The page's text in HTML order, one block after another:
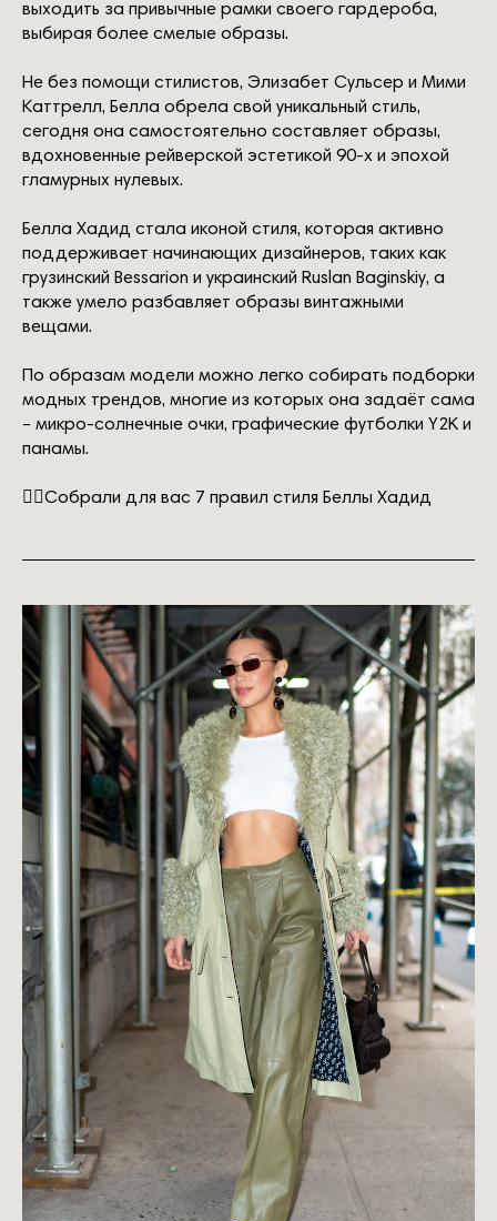
выходить за привычные рамки своего гардероба,
выбирая более смелые образы.
Не без помощи стилистов, Элизабет Сульсер и Мими
Каттрелл, Белла обрела свой уникальный стиль,
сегодня она самостоятельно составляет образы,
вдохновенные рейверской эстетикой 90-х и эпохой
гламурных нулевых.
Белла Хадид стала иконой стиля, которая активно
поддерживает начинающих дизайнеров, таких как
грузинский Bessarion и украинский Ruslan Baginskiy, а
также умело разбавляет образы винтажными
вещами.
По образам модели можно легко собирать подборки
модных трендов, многие из которых она задаёт сама
– микро-солнечные очки, графические футболки Y2K и
панамы.
👇🏽Собрали для вас 7 правил стиля Беллы Хадид